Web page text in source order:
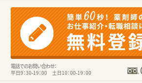
電話でのお問い合わせ：
平日9：30-19：00 土日10：00-19：00